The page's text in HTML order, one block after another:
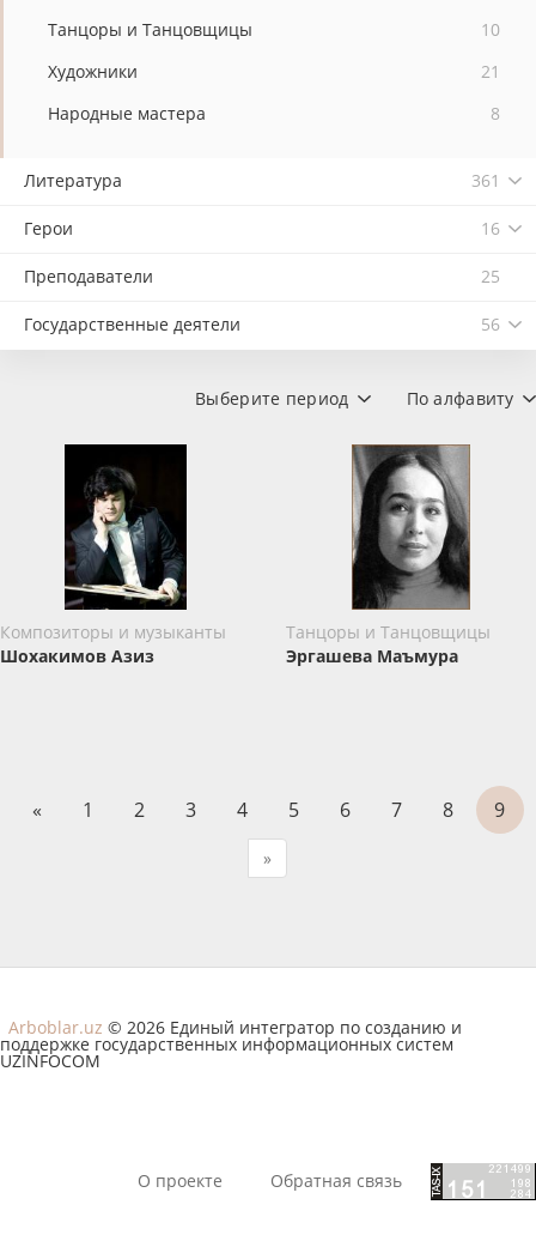
Танцоры и Танцовщицы
10
Художники
21
Народные мастера
8
Литература 361
Герои 16
Преподаватели 25
Государственные деятели 56
По алфавиту
Выберите период
Композиторы и музыканты
Шохакимов Азиз
Танцоры и Танцовщицы
Эргашева Маъмура
« 1 2 3 4 5 6 7 8 9
»
Arboblar.uz © 2026 Единый интегратор по созданию и
поддержке государственных информационных систем
UZINFOCOM
О проекте Обратная связь